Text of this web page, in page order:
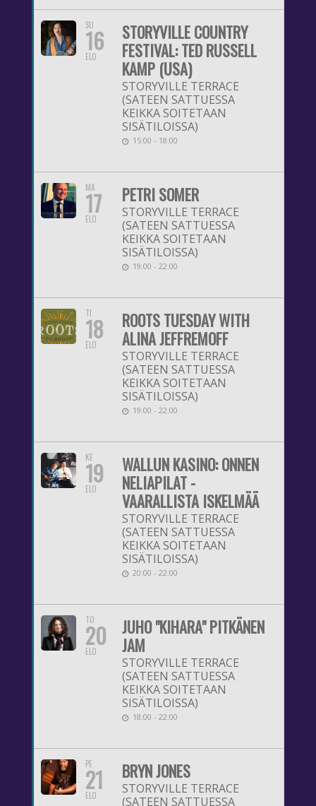
SU
16
ELO
STORYVILLE COUNTRY
FESTIVAL: TED RUSSELL
KAMP (USA)
STORYVILLE TERRACE
(SATEEN SATTUESSA
KEIKKA SOITETAAN
SISÄTILOISSA)
15:00 - 18:00
MA
17
ELO
PETRI SOMER
STORYVILLE TERRACE
(SATEEN SATTUESSA
KEIKKA SOITETAAN
SISÄTILOISSA)
19:00 - 22:00
TI
18
ELO
ROOTS TUESDAY WITH
ALINA JEFFREMOFF
STORYVILLE TERRACE
(SATEEN SATTUESSA
KEIKKA SOITETAAN
SISÄTILOISSA)
19:00 - 22:00
KE
19
ELO
WALLUN KASINO: ONNEN
NELIAPILAT -
VAARALLISTA ISKELMÄÄ
STORYVILLE TERRACE
(SATEEN SATTUESSA
KEIKKA SOITETAAN
SISÄTILOISSA)
20:00 - 22:00
TO
20
ELO
JUHO "KIHARA" PITKÄNEN
JAM
STORYVILLE TERRACE
(SATEEN SATTUESSA
KEIKKA SOITETAAN
SISÄTILOISSA)
18:00 - 22:00
PE
21
ELO
BRYN JONES
STORYVILLE TERRACE
(SATEEN SATTUESSA